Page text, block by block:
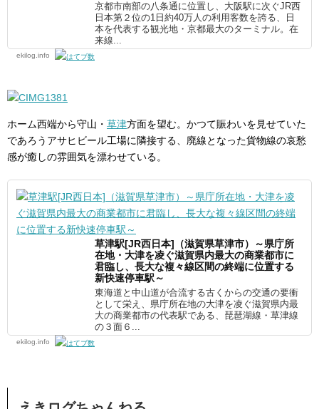
京都市南部の八条通に位置し、大阪駅に次ぐJR西
日本第２位の1日約40万人の利用客数を誇る、日
本を代表する観光地・京都最大のターミナル。在
来線...
ekilog.info
ホーム西端から守山・ 草津方面を望む。かつて賑わいを見せていた
であろうアサヒビール工場に隣接する、廃線となった貨物線の哀愁
感が癒しの雰囲気を漂わせている。
草津駅[JR西日本]（滋賀県草津市）～県庁所
在地・大津を凌ぐ滋賀県内最大の商業都市に
君臨し、長大な複々線区間の終端に位置する
新快速停車駅～
東海道と中山道が合流する古くからの交通の要衝
として栄え、県庁所在地の大津を凌ぐ滋賀県内最
大の商業都市の代表駅である、琵琶湖線・草津線
の３面６...
ekilog.info